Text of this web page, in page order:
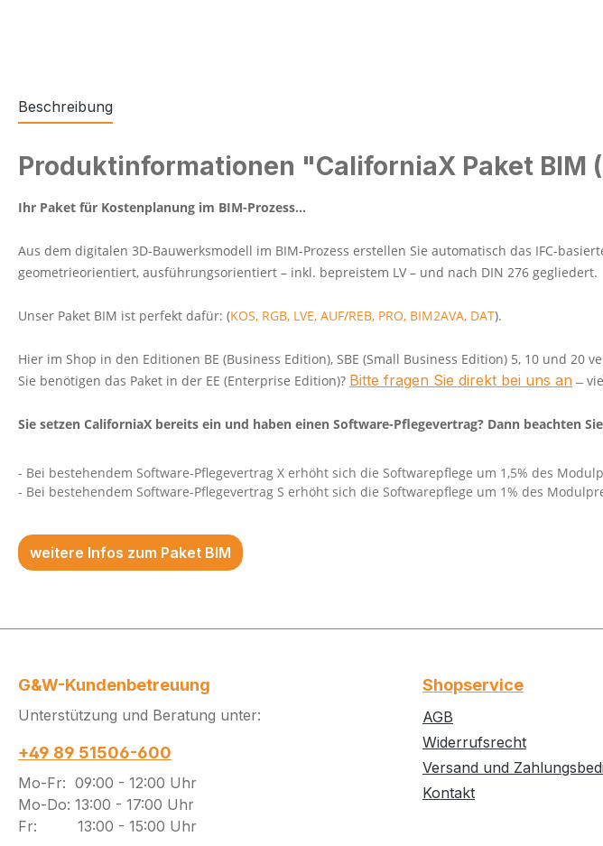
Beschreibung
Produktinformationen "CaliforniaX Paket BIM
Ihr Paket für Kostenplanung im BIM-Prozess...
Aus dem digitalen 3D-Bauwerksmodell im BIM-Prozess erstellen Sie automatisch das IFC-
geometrieorientiert, ausführungsorientiert – inkl. bepreistem LV – und nach DIN 276 gegliedert.
Unser Paket BIM ist perfekt dafür: (KOS, RGB, LVE, AUF/REB, PRO, BIM2AVA, DAT).
Hier im Shop in den Editionen BE (Business Edition), SBE (Small Business Edition) 5, 10 und 20
Sie benötigen das Paket in der EE (Enterprise Edition)? Bitte fragen Sie direkt bei uns an
Sie setzen CaliforniaX bereits ein und haben einen Software-Pflegevertrag? Dann beachten
- Bei bestehendem Software-Pflegevertrag X erhöht sich die Softwarepflege um 1,5% des
- Bei bestehendem Software-Pflegevertrag S erhöht sich die Softwarepflege um 1% des
weitere Infos zum Paket BIM
G&W-Kundenbetreuung
Unterstützung und Beratung unter:
+49 89 51506-600
Mo-Fr: 09:00 - 12:00 Uhr
Mo-Do: 13:00 - 17:00 Uhr
Fr: 13:00 - 15:00 Uhr
Shopservice
AGB
Widerrufsrecht
Versand und
Kontakt